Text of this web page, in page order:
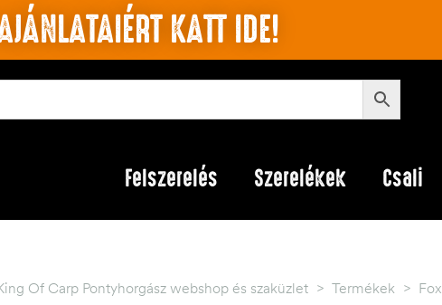
KATT IDE!
Felszerelés Szerelékek Csali
Of Carp Pontyhorgász webshop és szaküzlet > Termékek > Fox